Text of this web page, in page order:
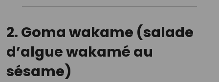
2. Goma wakame (salade
d’algue wakamé au
sésame)